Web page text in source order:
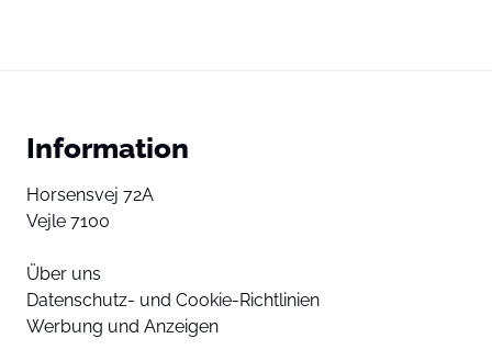
Information
Horsensvej 72A
Vejle 7100
Über uns
Datenschutz- und Cookie-Richtlinien
Werbung und Anzeigen